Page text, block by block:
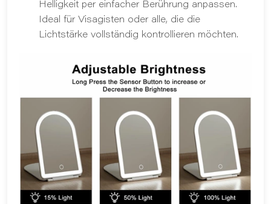
Helligkeit per einfacher Berührung anpassen.
Ideal für Visagisten oder alle, die die
Lichtstärke vollständig kontrollieren möchten.